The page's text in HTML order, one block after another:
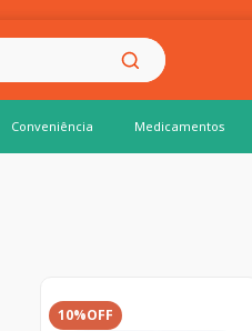
Conveniência Medicamentos
10%OFF